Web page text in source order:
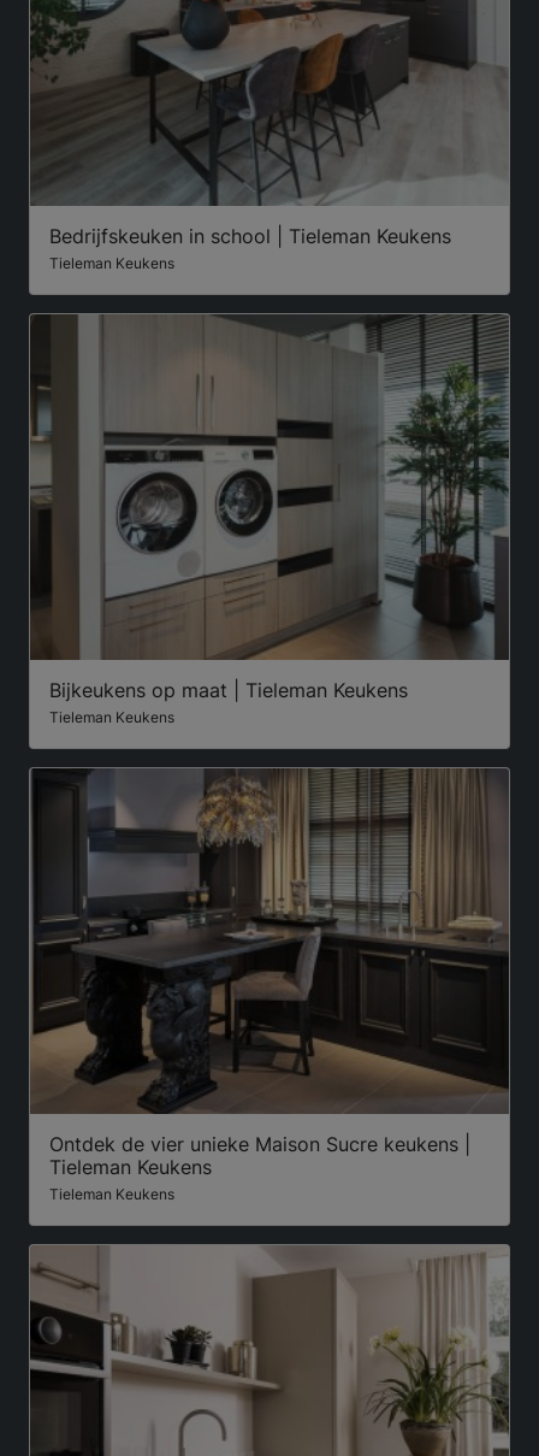
Bedrijfskeuken in school | Tieleman Keukens
Tieleman Keukens
Bijkeukens op maat | Tieleman Keukens
Tieleman Keukens
Ontdek de vier unieke Maison Sucre keukens |
Tieleman Keukens
Tieleman Keukens